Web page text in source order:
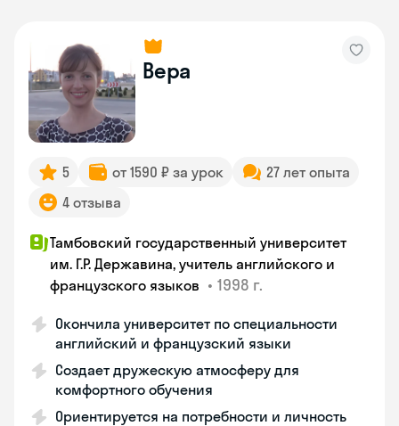
Вера
5 от 1590 ₽ за урок
27 лет опыта
4 отзыва
Тамбовский государственный университет
им. Г.Р. Державина, учитель английского и
французского языков • 1998 г.
Окончила университет по специальности
английский и французский языки
Создает дружескую атмосферу для
комфортного обучения
Ориентируется на потребности и личность